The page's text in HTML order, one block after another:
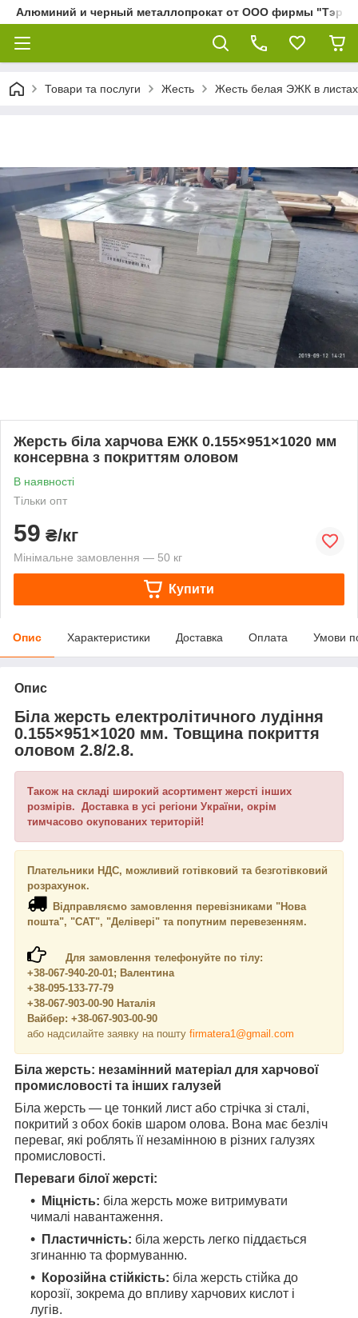
Алюминий и черный металлопрокат от ООО фирмы "Тэра"
Товари та послуги Жесть Жесть белая ЭЖК в
Жерсть біла харчова ЕЖК 0.155×951×1020 мм
консервна з покриттям оловом
В наявності
Тільки опт
59 ₴/кг
Мінімальне замовлення — 50 кг
Купити
Опис Характеристики Доставка Оплата Умови
Опис
Біла жерсть електролітичного лудіння
0.155×951×1020 мм. Товщина покриття
оловом 2.8/2.8.
Також на складі широкий асортимент жерсті інших
розмірів. Доставка в усі регіони України, окрім
тимчасово окупованих територій!
Плательники НДС, можливий готівковий та безготівковий
розрахунок.
Відправляємо замовлення перевізниками "Нова
пошта", "САТ", "Делівері" та попутним перевезенням.
Для замовлення телефонуйте по тілу:
+38-067-940-20-01; Валентина
+38-095-133-77-79
+38-067-903-00-90 Наталія
Вайбер: +38-067-903-00-90
або надсилайте заявку на пошту firmatera1@gmail.com
Біла жерсть: незамінний матеріал для харчової
промисловості та інших галузей
Біла жерсть — це тонкий лист або стрічка зі сталі,
покритий з обох боків шаром олова. Вона має безліч
переваг, які роблять її незамінною в різних галузях
промисловості.
Переваги білої жерсті:
Міцність: біла жерсть може витримувати
чималі навантаження.
Пластичність: біла жерсть легко піддається
згинанню та формуванню.
Корозійна стійкість: біла жерсть стійка до
корозії, зокрема до впливу харчових кислот і
лугів.